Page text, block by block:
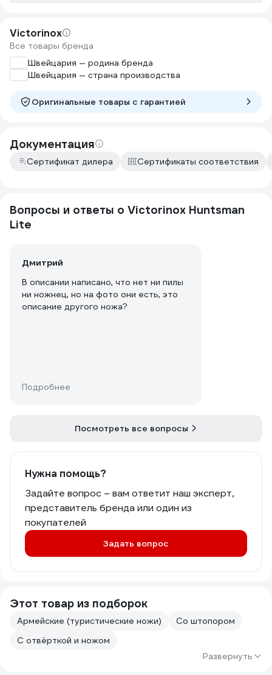
Victorinox
Все товары бренда
Швейцария — родина бренда
Швейцария — страна производства
Оригинальные товары c гарантией
Документация
Сертификат дилера Сертификаты соответствия
Вопросы и ответы о Victorinox Huntsman
Lite
Дмитрий
В описании написано, что нет ни пилы
ни ножнец, но на фото они есть, это
описание другого ножа?
Подробнее
Посмотреть все вопросы
Нужна помощь?
Задайте вопрос – вам ответит наш эксперт,
представитель бренда или один из
покупателей
Задать вопрос
Этот товар из подборок
Армейские (туристические ножи)
Со штопором
С отвёрткой и ножом
Развернуть